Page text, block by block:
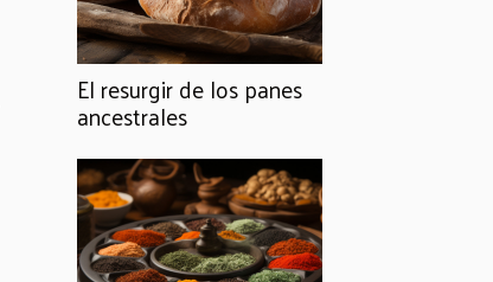
El resurgir de los panes
ancestrales